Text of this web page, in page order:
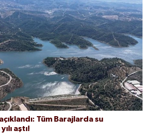
Tüm Barajlarda su
aştı!